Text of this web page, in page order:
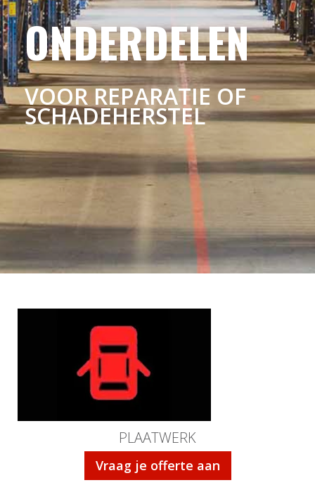
ONDERDELEN
VOOR REPARATIE OF
SCHADEHERSTEL
PLAATWERK
Vraag je offerte aan